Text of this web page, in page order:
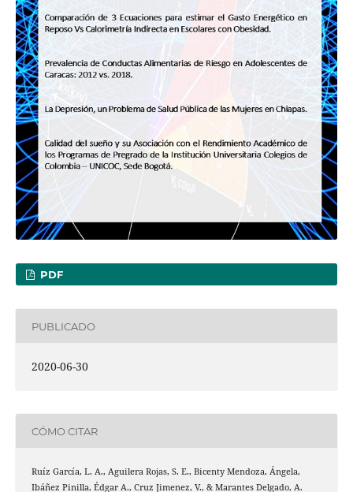
PDF
PUBLICADO
2020-06-30
CÓMO CITAR
Ruíz García, L. A., Aguilera Rojas, S. E., Bicenty Mendoza, Ángela,
Ibáñez Pinilla, Édgar A., Cruz Jimenez, V., & Marantes Delgado, A.